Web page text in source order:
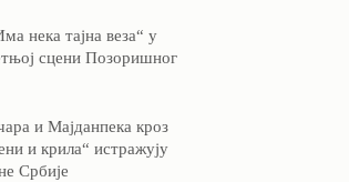
нека тајна веза“ у
сцени Позоришног
и Мајданпека кроз
и крила“ истражују
Србије